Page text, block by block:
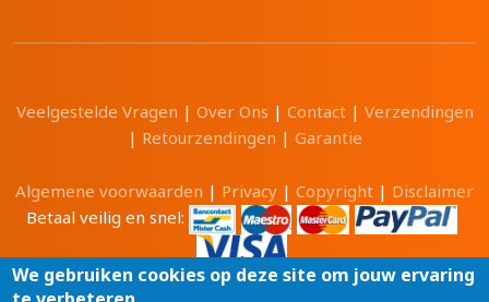
Veelgestelde Vragen | Over Ons | Contact| Verzendingen
| Retourzendingen | Garantie
Algemene voorwaarden | Privacy | Copyright | Disclaimer
Betaal veilig en snel:
We gebruiken cookies op deze site om jouw ervaring